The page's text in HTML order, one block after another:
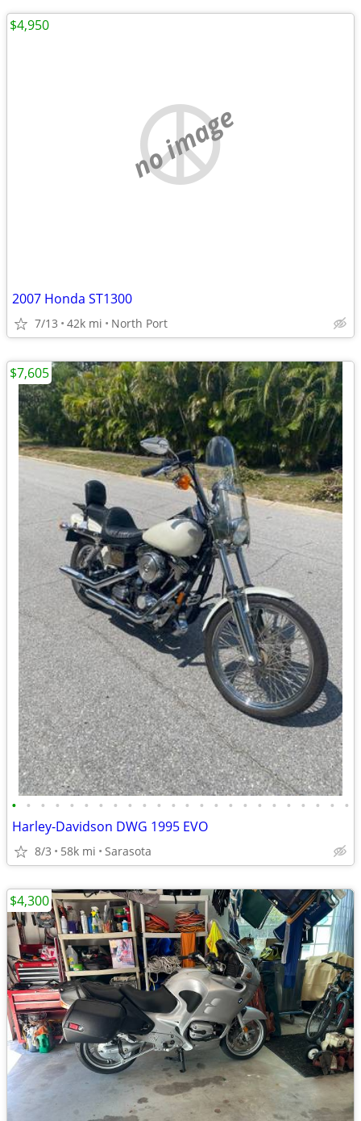
no image
2007 Honda ST1300
7/13 42k mi North Port
$4,950
• • • • • • • • • • • • • • • • • • • • • • • •
Harley-Davidson DWG 1995 EVO
8/3 58k mi Sarasota
$7,605
$4,300